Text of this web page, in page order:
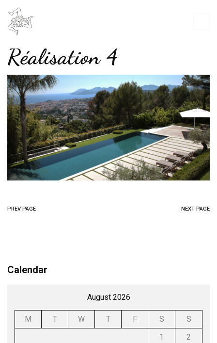
Réalisation 4
PREV PAGE NEXT PAGE
Calendar
August 2026
M T W T F S
S
1
2